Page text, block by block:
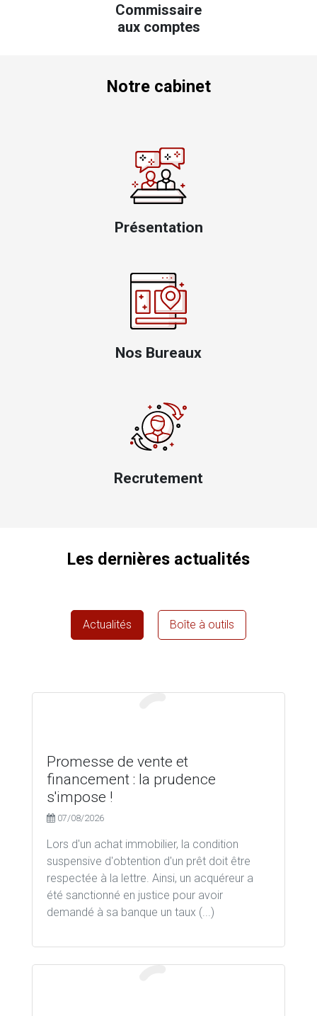
Commissaire
aux comptes
Notre cabinet
Présentation
Nos Bureaux
Recrutement
Les dernières actualités
Actualités Boîte à outils
Promesse de vente et
financement : la prudence
s'impose !
07/08/2026
Lors d'un achat immobilier, la condition
suspensive d'obtention d'un prêt doit être
respectée à la lettre. Ainsi, un acquéreur a
été sanctionné en justice pour avoir
demandé à sa banque un taux (...)